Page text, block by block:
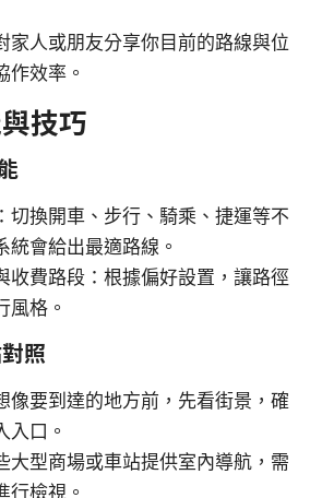
家人或朋友分享你目前的路線與位
作效率。
技巧
切換開車、步行、騎乘、捷運等不
統會給出最適路線。
收費路段：根據偏好設置，讓路徑
風格。
照
像要到達的地方前，先看街景，確
入口。
大型商場或車站提供室內導航，需
行檢視。